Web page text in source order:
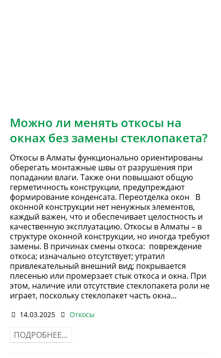
Можно ли менять откосы на
окнах без замены стеклопакета?
Откосы в Алматы функционально ориентированы
оберегать монтажные швы от разрушения при
попадании влаги. Также они повышают общую
герметичность конструкции, предупреждают
формирование конденсата. Переотделка окон В
оконной конструкции нет ненужных элементов,
каждый важен, что и обеспечивает целостность и
качественную эксплуатацию. Откосы в Алматы – в
структуре оконной конструкции, но иногда требуют
замены. В причинах смены откоса: повреждение
откоса; изначально отсутствует; утратил
привлекательный внешний вид; покрывается
плесенью или промерзает стык откоса и окна. При
этом, наличие или отсутствие стеклопакета роли не
играет, поскольку стеклопакет часть окна...
14.03.2025 Откосы
ПОДРОБНЕЕ...